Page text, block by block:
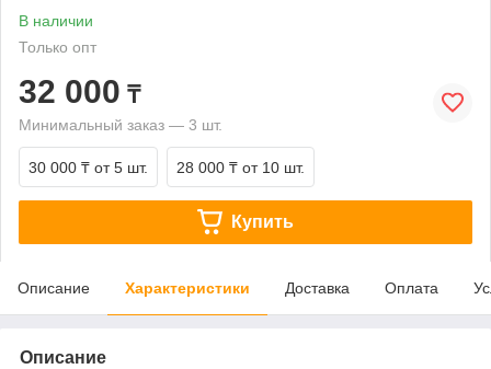
В наличии
Только опт
32 000 ₸
Минимальный заказ — 3 шт.
30 000 ₸ от 5 шт. 28 000 ₸ от 10 шт.
Купить
Описание Характеристики Доставка Оплата
Описание